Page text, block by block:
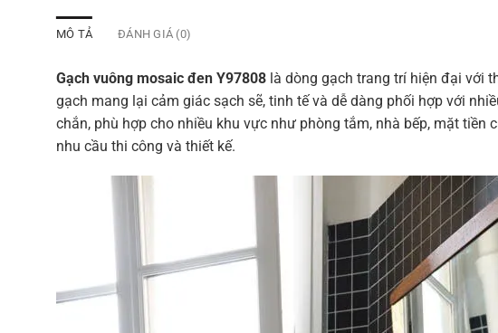
MÔ TẢ ĐÁNH GIÁ (0)
Gạch vuông mosaic đen Y97808 là dòng gạch trang trí hiện đại với
gạch mang lại cảm giác sạch sẽ, tinh tế và dễ dàng phối hợp với
chắn, phù hợp cho nhiều khu vực như phòng tắm, nhà bếp, mặt tiền
nhu cầu thi công và thiết kế.